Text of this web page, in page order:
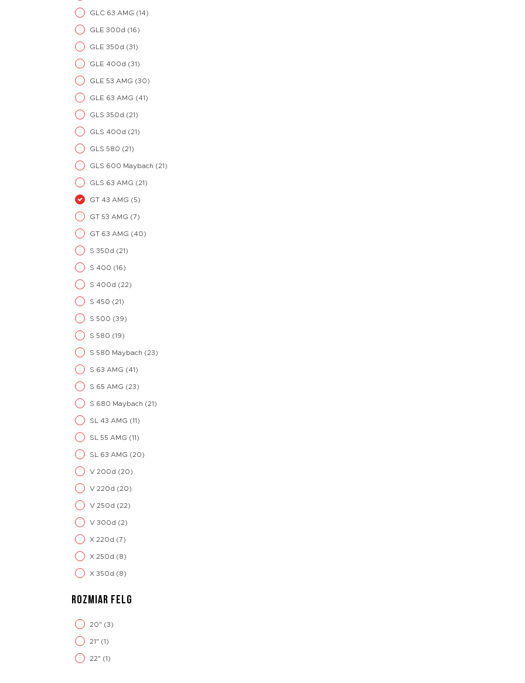
GLC 63 AMG (14)
GLE 300d (16)
GLE 350d (31)
GLE 400d (31)
GLE 53 AMG (30)
GLE 63 AMG (41)
GLS 350d (21)
GLS 400d (21)
GLS 580 (21)
GLS 600 Maybach (21)
GLS 63 AMG (21)
GT 43 AMG (5)
GT 53 AMG (7)
GT 63 AMG (40)
S 350d (21)
S 400 (16)
S 400d (22)
S 450 (21)
S 500 (39)
S 580 (19)
S 580 Maybach (23)
S 63 AMG (41)
S 65 AMG (23)
S 680 Maybach (21)
SL 43 AMG (11)
SL 55 AMG (11)
SL 63 AMG (20)
V 200d (20)
V 220d (20)
V 250d (22)
V 300d (2)
X 220d (7)
X 250d (8)
X 350d (8)
ROZMIAR FELG
20" (3)
21" (1)
22" (1)